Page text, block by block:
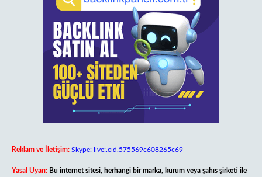
Reklam ve İletişim: Skype: live:.cid.575569c608265c69
Yasal Uyarı: Bu internet sitesi, herhangi bir marka, kurum veya şahıs şirketi ile